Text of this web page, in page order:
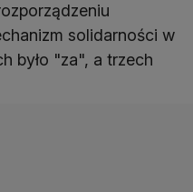
solidarności w
było "za", a trzech